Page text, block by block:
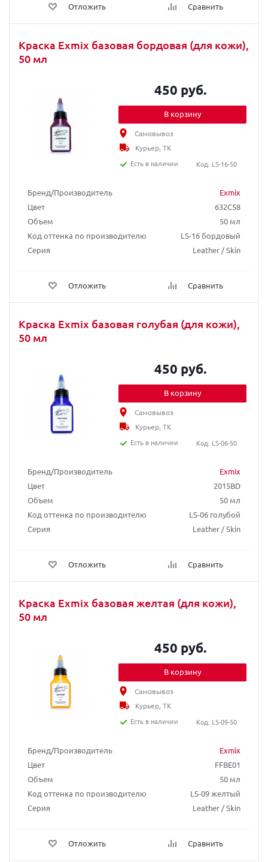
Отложить Сравнить
Краска Exmix базовая бордовая (для кожи),
50 мл
Бренд/Производитель
Exmix
Цвет
632C58
Объем
50 мл
Код оттенка по производителю
LS-16 бордовый
Серия
Leather / Skin
Отложить Сравнить
450 руб.
В корзину
Самовывоз
Курьер, ТК
Есть в наличии
Код: LS-16-50
Краска Exmix базовая голубая (для кожи),
50 мл
Бренд/Производитель
Exmix
Цвет
2015BD
Объем
50 мл
Код оттенка по производителю
LS-06 голубой
Серия
Leather / Skin
Отложить Сравнить
450 руб.
В корзину
Самовывоз
Курьер, ТК
Есть в наличии
Код: LS-06-50
Краска Exmix базовая желтая (для кожи),
50 мл
Бренд/Производитель
Exmix
Цвет
FFBE01
Объем
50 мл
Код оттенка по производителю
LS-09 желтый
Серия
Leather / Skin
Отложить Сравнить
450 руб.
В корзину
Самовывоз
Курьер, ТК
Есть в наличии
Код: LS-09-50